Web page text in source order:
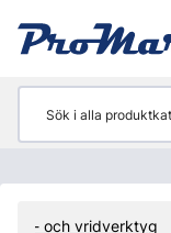
Hyls- och vridverktyg